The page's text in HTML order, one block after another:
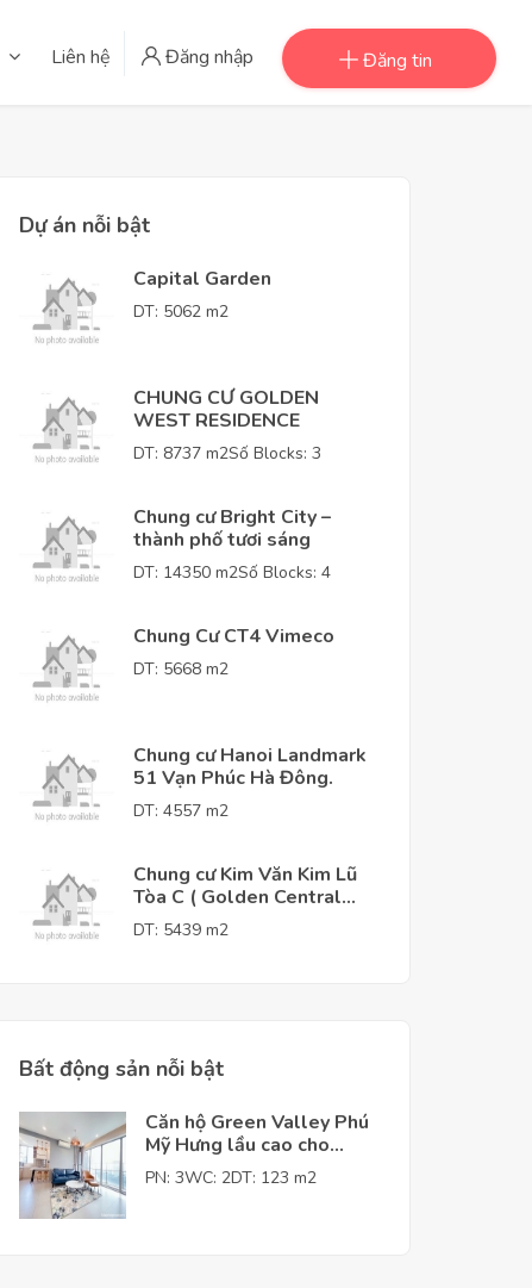
Liên hệ Đăng nhập Đăng tin
Dự án nỗi bật
Capital Garden
DT: 5062 m2
CHUNG CƯ GOLDEN
WEST RESIDENCE
DT: 8737 m2Số Blocks: 3
Chung cư Bright City –
thành phố tươi sáng
DT: 14350 m2Số Blocks: 4
Chung Cư CT4 Vimeco
DT: 5668 m2
Chung cư Hanoi Landmark
51 Vạn Phúc Hà Đông.
DT: 4557 m2
Chung cư Kim Văn Kim Lũ
Tòa C ( Golden Central
Tower )
DT: 5439 m2
Bất động sản nỗi bật
Căn hộ Green Valley Phú
Mỹ Hưng lầu cao cho
thuê giá tốt
PN: 3WC: 2DT: 123 m2